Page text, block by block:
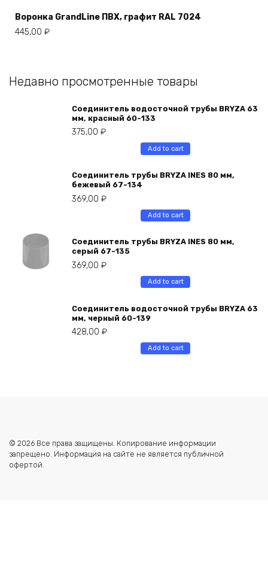
Воронка GrandLine ПВХ, графит RAL 7024
445,00 ₽
Недавно просмотренные товары
Соединитель водосточной трубы BRYZA 63
мм, краcный 60-133
375,00 ₽
Add to cart
Соединитель трубы BRYZA INES 80 мм,
бежевый 67-134
369,00 ₽
Add to cart
Соединитель трубы BRYZA INES 80 мм,
серый 67-135
369,00 ₽
Add to cart
Соединитель водосточной трубы BRYZA 63
мм, черный 60-139
428,00 ₽
Add to cart
© 2026 Все права защищены. Копирование информации
запрещено. Информация на сайте не является публичной
офертой.